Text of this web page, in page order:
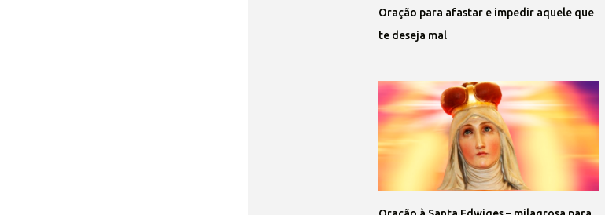
Oração para afastar e impedir aquele que
te deseja mal